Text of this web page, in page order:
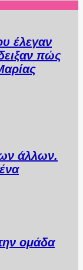
έλεγαν
πώς
άλλων.
ομάδα